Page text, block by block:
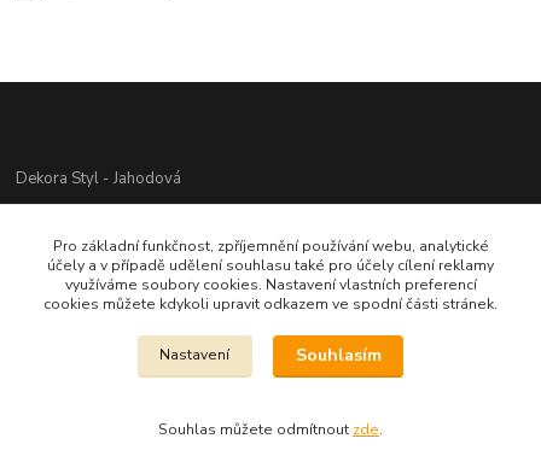
Dekora Styl - Jahodová
721312944
info@zbozi-darky.cz
Pro základní funkčnost, zpříjemnění používání webu, analytické
účely a v případě udělení souhlasu také pro účely cílení reklamy
využíváme soubory cookies. Nastavení vlastních preferencí
cookies můžete kdykoli upravit odkazem ve spodní části stránek.
Nastavení Souhlasím
Souhlas můžete odmítnout zde.